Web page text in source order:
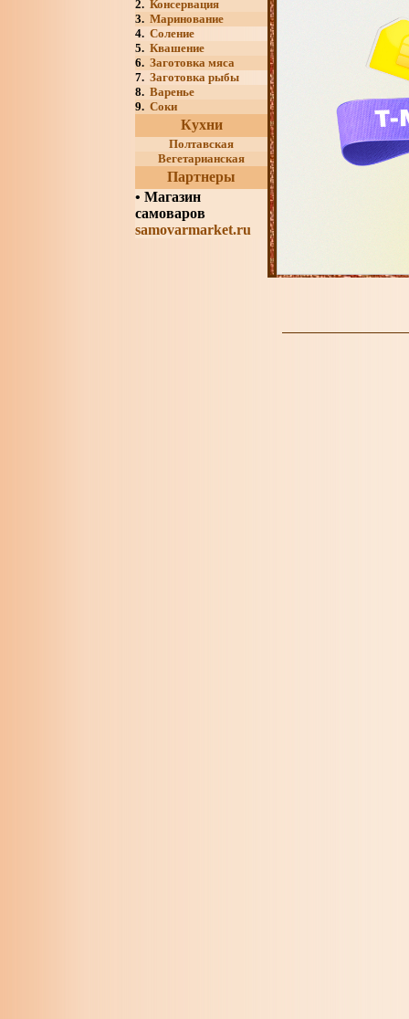
2. Консервация
3. Маринование
4. Соление
5. Квашение
6. Заготовка мяса
7. Заготовка рыбы
8. Варенье
9. Соки
Кухни
Полтавская
Вегетарианская
Партнеры
• Магазин
самоваров
samovarmarket.ru